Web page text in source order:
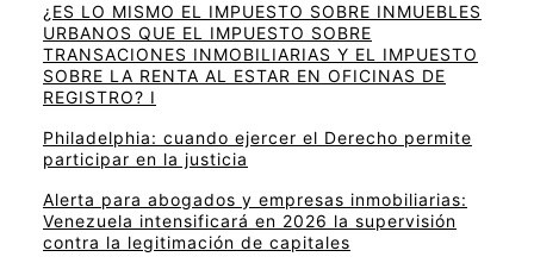
¿ES LO MISMO EL IMPUESTO SOBRE INMUEBLES
URBANOS QUE EL IMPUESTO SOBRE
TRANSACIONES INMOBILIARIAS Y EL IMPUESTO
SOBRE LA RENTA AL ESTAR EN OFICINAS DE
REGISTRO? I
Philadelphia: cuando ejercer el Derecho permite
participar en la justicia
Alerta para abogados y empresas inmobiliarias:
Venezuela intensificará en 2026 la supervisión
contra la legitimación de capitales